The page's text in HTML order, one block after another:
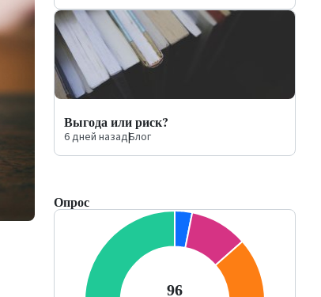
Выгода или риск?
6 дней назад|Блог
Опрос